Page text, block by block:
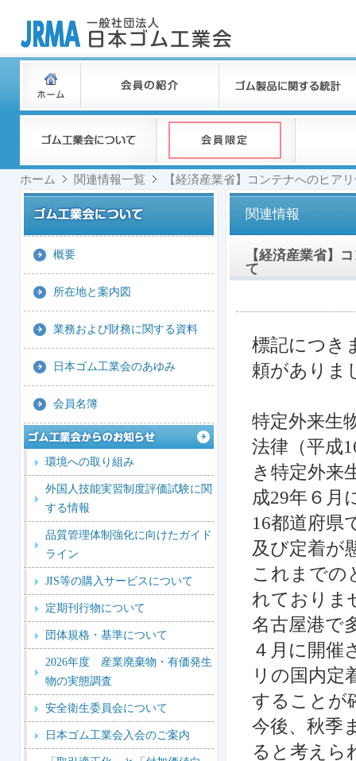
ホーム 関連情報一覧 【経済産業省】コンテナへのヒア
関連情報
【経済産業省】
て
標記につき
頼がありま
特定外来生
法律（平成
き特定外来
成29年６月
16都道府県
及び定着が
これまでの
れておりま
名古屋港で
４月に開催
リの国内定
することが
今後、秋季
ると考えら
概要
所在地と案内図
業務および財務に関する資料
日本ゴム工業会のあゆみ
会員名簿
環境への取り組み
外国人技能実習制度評価試験に関
する情報
品質管理体制強化に向けたガイド
ライン
JIS等の購入サービスについて
定期刊行物について
団体規格・基準について
2026年度 産業廃棄物・有価発生
物の実態調査
安全衛生委員会について
日本ゴム工業会入会のご案内